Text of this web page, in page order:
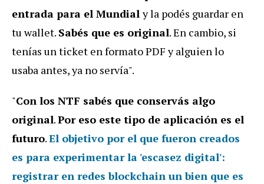
entrada para el Mundialy la podés guardar en
tu wallet. Sabés que es original. En cambio, si
tenías un ticket en formato PDF y alguien lo
usaba antes, ya no servía".
"Con los NTF sabés que conservás algo
original.Por eso este tipo de aplicación es el
futuro.El objetivo por el que fueron creados
es para experimentar la 'escasez digital':
registrar en redes blockchain un bien que es